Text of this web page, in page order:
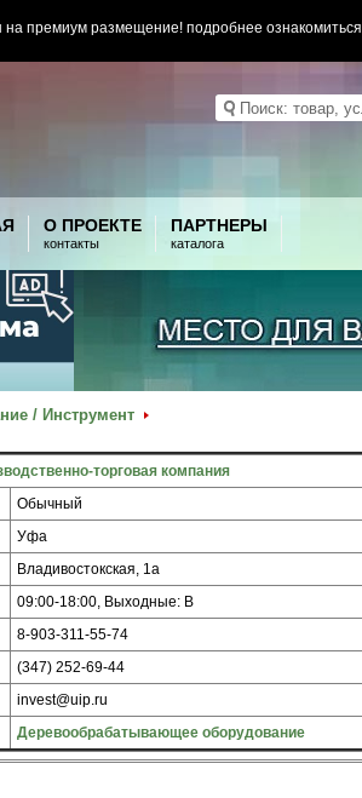
премиум размещение! подробнее
О ПРОЕКТЕ
контакты
ПАРТНЕРЫ
каталога
/ Инструмент
торговая компания
Обычный
Уфа
Владивостокская, 1а
09:00-18:00, Выходные: В
8-903-311-55-74
(347) 252-69-44
invest@uip.ru
Деревообрабатывающее оборудование